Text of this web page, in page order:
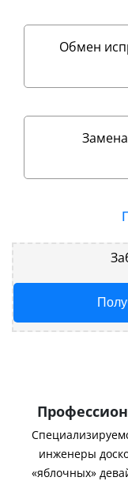
Обмен
инженеры
«яблочных»